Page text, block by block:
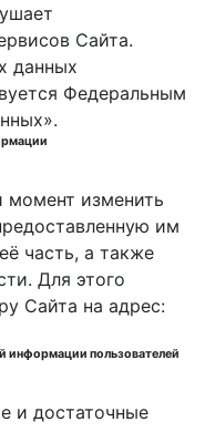
Сайта.
данных
Федеральным
момент изменить
им
часть, а также
Для этого
Сайта на адрес:
информации пользователей
и достаточные